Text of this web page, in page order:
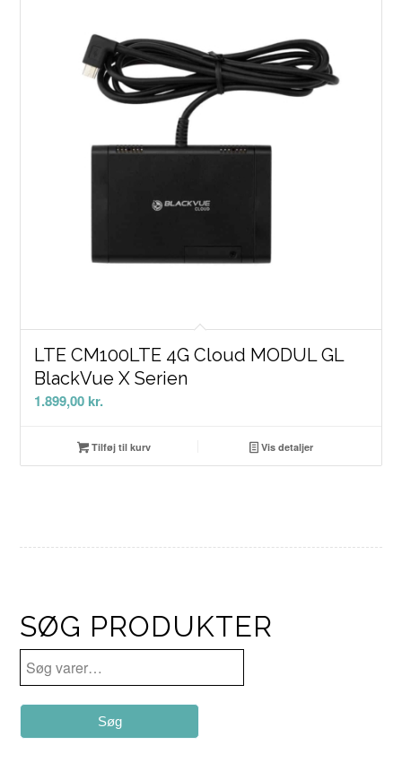
LTE CM100LTE 4G Cloud MODUL GL
BlackVue X Serien
1.899,00 kr.
Tilføj til kurv Vis detaljer
SØG PRODUKTER
Søg